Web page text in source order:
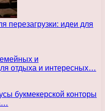
перезагрузки: идеи для
и
отдыха и интересных…
букмекерской конторы